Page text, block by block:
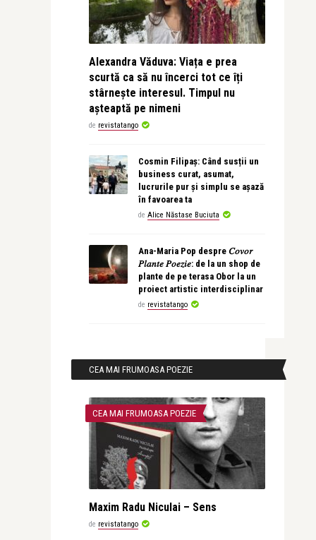
Alexandra Văduva: Viața e prea
scurtă ca să nu încerci tot ce îți
stârnește interesul. Timpul nu
așteaptă pe nimeni
de revistatango
Cosmin Filipaș: Când susții un
business curat, asumat,
lucrurile pur și simplu se așază
în favoarea ta
de Alice Năstase Buciuta
Ana-Maria Pop despre 𝐶𝑜𝑣𝑜𝑟
𝑃𝑙𝑎𝑛𝑡𝑒 𝑃𝑜𝑒𝑧𝑖𝑒: de la un shop de
plante de pe terasa Obor la un
proiect artistic interdisciplinar
de revistatango
CEA MAI FRUMOASA POEZIE
CEA MAI FRUMOASA POEZIE
Maxim Radu Niculai – Sens
de revistatango